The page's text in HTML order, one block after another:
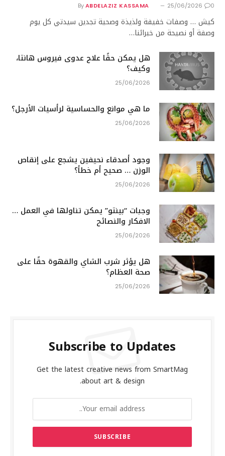
By ABDELAZIZ KASSAMA 25/06/2026 0
كيش … وصفات خفيفة ولذيذة وصحية تجدين سيدتي كل يوم
وصفة أو نصيحة من خبرائنا…
هل يمكن حقًا علاج عدوى فيروس هانتا،
وكيف؟
25/06/2026
ما هي موانع والحساسية لرأسيات الأرجل؟
25/06/2026
وجود أصدقاء نحيفين يشجع على إنقاص
الوزن … صحيح أم خطأ؟
25/06/2026
وجبات “بينتو” يمكن تناولها في العمل …
الافكار والنصائح
25/06/2026
هل يؤثر شرب الشاي والقهوة حقًا على
صحة العظام؟
25/06/2026
Subscribe to Updates
Get the latest creative news from SmartMag
about art & design.